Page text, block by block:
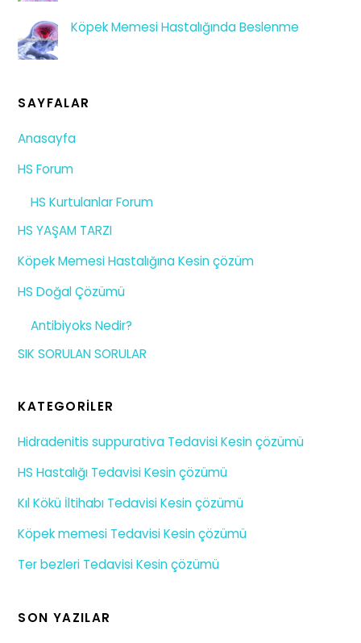
Köpek Memesi Hastalığında Beslenme
SAYFALAR
Anasayfa
HS Forum
HS Kurtulanlar Forum
HS YAŞAM TARZI
Köpek Memesi Hastalığına Kesin çözüm
HS Doğal Çözümü
Antibiyoks Nedir?
SIK SORULAN SORULAR
KATEGORILER
Hidradenitis suppurativa Tedavisi Kesin çözümü
HS Hastalığı Tedavisi Kesin çözümü
Kıl Kökü İltihabı Tedavisi Kesin çözümü
Köpek memesi Tedavisi Kesin çözümü
Ter bezleri Tedavisi Kesin çözümü
SON YAZILAR